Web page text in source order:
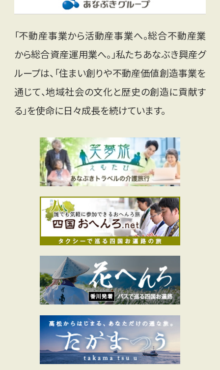
「不動産事業から活動産事業へ。総合不動産業
から総合資産運用業へ。」私たちあなぶき興産グ
ループは、「住まい創りや不動産価値創造事業を
通じて、地域社会の文化と歴史の創造に貢献す
る」を使命に日々成長を続けています。